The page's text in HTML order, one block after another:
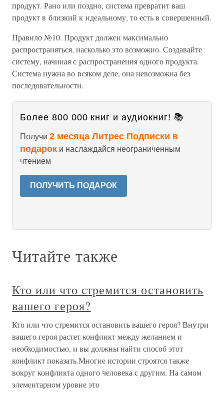
продукт. Рано или поздно, система превратит ваш
продукт в близкий к идеальному, то есть в совершенный.
Правило №10. Продукт должен максимально
распространяться, насколько это возможно. Создавайте
систему, начиная с распространения одного продукта.
Система нужна во всяком деле, она невозможна без
последовательности.
Более 800 000 книг и аудиокниг! 📚
Получи 2 месяца Литрес Подписки в
подарок и наслаждайся неограниченным
чтением
ПОЛУЧИТЬ ПОДАРОК
Читайте также
Кто или что стремится остановить
вашего героя?
Кто или что стремится остановить вашего героя? Внутри
вашего героя растет конфликт между желанием и
необходимостью, и вы должны найти способ этот
конфликт показать.Многие истории строятся также
вокруг конфликта одного человека с другим. На самом
элементарном уровне это